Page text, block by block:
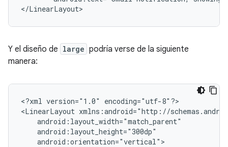
Y el diseño de large podría verse de la siguiente
manera:
<?xml version="1.0"
encoding="utf-8"?>
<LinearLayout
android:orientation="vertical">